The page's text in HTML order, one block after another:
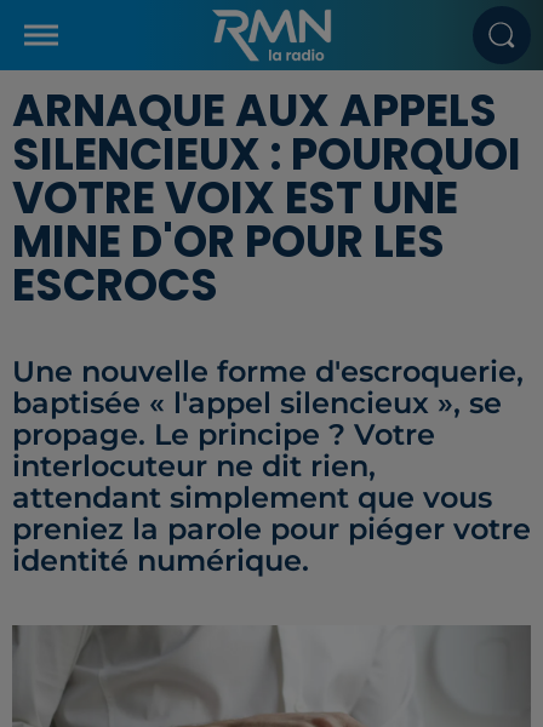
ARNAQUE AUX APPELS
SILENCIEUX : POURQUOI
VOTRE VOIX EST UNE
MINE D'OR POUR LES
ESCROCS
Une nouvelle forme d'escroquerie,
baptisée « l'appel silencieux », se
propage. Le principe ? Votre
interlocuteur ne dit rien,
attendant simplement que vous
preniez la parole pour piéger votre
identité numérique.